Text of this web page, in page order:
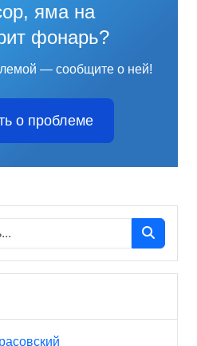
яма на
фонарь?
— сообщите о ней!
о проблеме